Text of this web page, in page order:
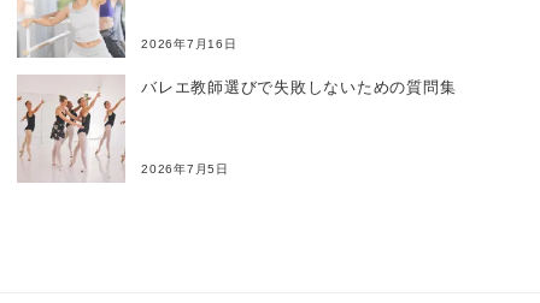
2026年7月16日
バレエ教師選びで失敗しないための質問集
2026年7月5日